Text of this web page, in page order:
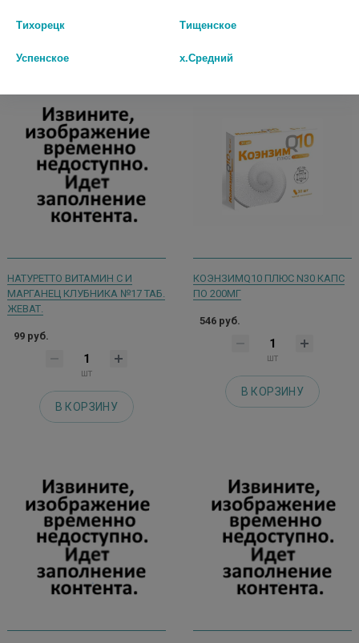
В КОРЗИНУ
НАТУРЕТТО ВИТАМИН С И
МАРГАНЕЦ КЛУБНИКА №17 ТАБ.
ЖЕВАТ.
99 руб.
шт
В КОРЗИНУ
КОЭНЗИМQ10 ПЛЮС N30 КАПС
ПО 200МГ
546 руб.
шт
В КОРЗИНУ
Тихорецк Тищенское
Успенское х.Средний